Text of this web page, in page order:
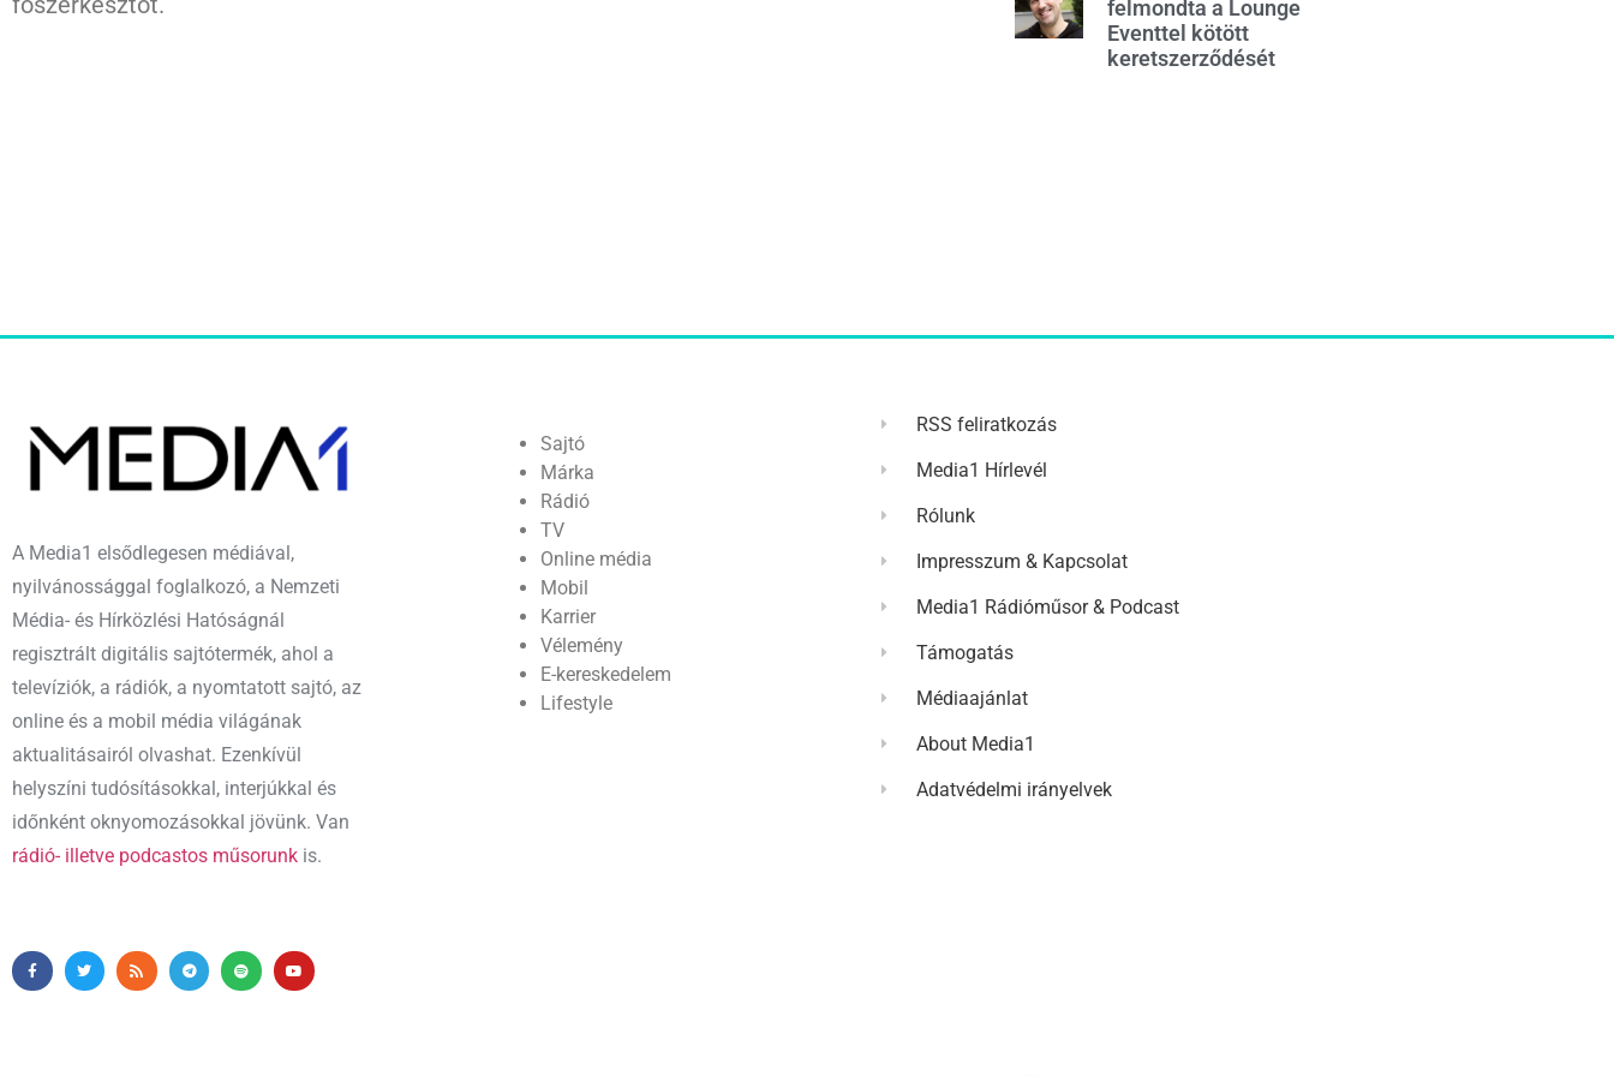
felmondta a Lounge
Eventtel kötött
keretszerződését
A Media1 elsődlegesen médiával,
nyilvánossággal foglalkozó, a Nemzeti
Média- és Hírközlési Hatóságnál
regisztrált digitális sajtótermék, ahol a
televíziók, a rádiók, a nyomtatott sajtó, az
online és a mobil média világának
aktualitásairól olvashat. Ezenkívül
helyszíni tudósításokkal, interjúkkal és
időnként oknyomozásokkal jövünk. Van
rádió- illetve podcastos műsorunk is.
Sajtó
Márka
Rádió
TV
Online média
Mobil
Karrier
Vélemény
E-kereskedelem
Lifestyle
RSS feliratkozás
Media1 Hírlevél
Rólunk
Impresszum & Kapcsolat
Media1 Rádióműsor & Podcast
Támogatás
Médiaajánlat
About Media1
Adatvédelmi irányelvek